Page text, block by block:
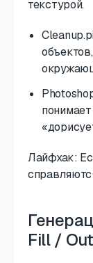
текстурой.
Лайфхак:
Fill /